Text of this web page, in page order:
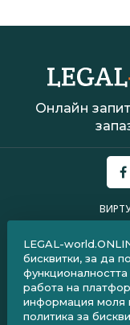
Онлайн
LEGAL-
бисквитки, за да
работа на
информация моля
политика за